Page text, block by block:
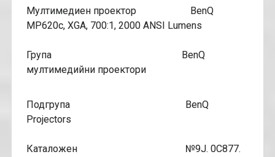
Мултимедиен проектор BenQ
MP620c, XGA, 700:1, 2000 ANSI Lumens
Група BenQ
мултимедийни проектори
Подгрупа BenQ
Projectors
Каталожен №9J. 0C877.